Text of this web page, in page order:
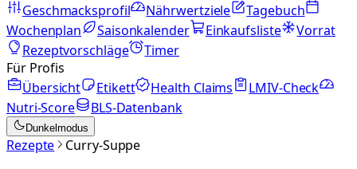
Geschmacksprofil
Nährwertziele
Tagebuch
Wochenplan
Saisonkalender Einkaufsliste
Vorrat
Rezeptvorschläge
Timer
Für Profis
Übersicht
Etikett Health Claims
LMIV-Check
Nutri-Score
BLS-Datenbank
Dunkelmodus
Rezepte Curry-Suppe